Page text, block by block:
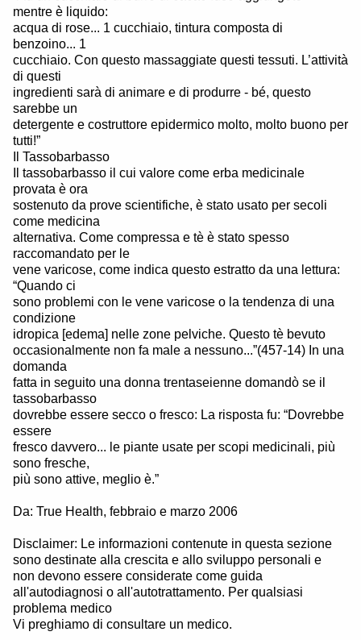
mentre è liquido:
acqua di rose... 1 cucchiaio, tintura composta di
benzoino... 1
cucchiaio. Con questo massaggiate questi tessuti. L’attività
di questi
ingredienti sarà di animare e di produrre - bé, questo
sarebbe un
detergente e costruttore epidermico molto, molto buono per
tutti!”
Il Tassobarbasso
Il tassobarbasso il cui valore come erba medicinale
provata è ora
sostenuto da prove scientifiche, è stato usato per secoli
come medicina
alternativa. Come compressa e tè è stato spesso
raccomandato per le
vene varicose, come indica questo estratto da una lettura:
“Quando ci
sono problemi con le vene varicose o la tendenza di una
condizione
idropica [edema] nelle zone pelviche. Questo tè bevuto
occasionalmente non fa male a nessuno...”(457-14) In una
domanda
fatta in seguito una donna trentaseienne domandò se il
tassobarbasso
dovrebbe essere secco o fresco: La risposta fu: “Dovrebbe
essere
fresco davvero... le piante usate per scopi medicinali, più
sono fresche,
più sono attive, meglio è.”
Da: True Health, febbraio e marzo 2006
Disclaimer: Le informazioni contenute in questa sezione
sono destinate alla crescita e allo sviluppo personali e
non devono essere considerate come guida
all'autodiagnosi o all'autotrattamento. Per qualsiasi
problema medico
Vi preghiamo di consultare un medico.